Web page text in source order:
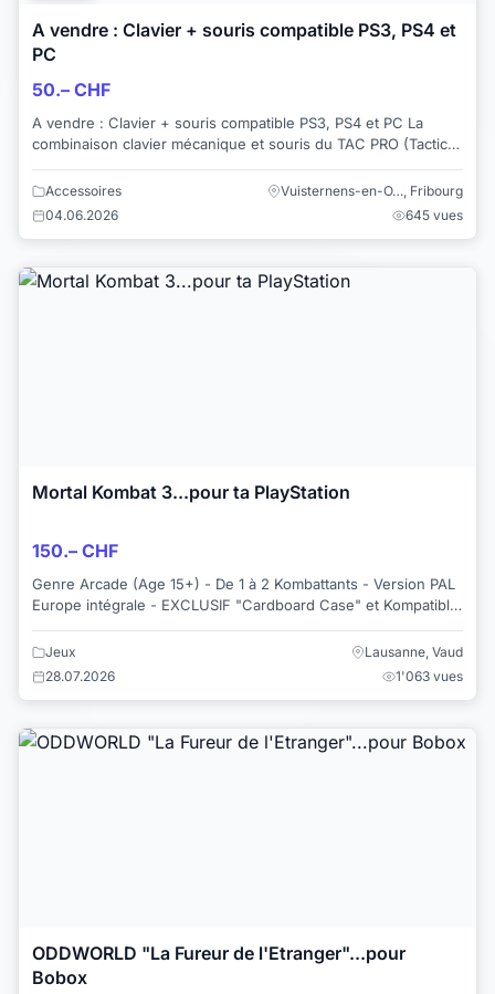
A vendre : Clavier + souris compatible PS3, PS4 et
PC
50.– CHF
A vendre : Clavier + souris compatible PS3, PS4 et PC La
combinaison clavier mécanique et souris du TAC PRO (Tactical
Accessoires
Vuisternens-en-O…, Fribourg
04.06.2026
645 vues
Mortal Kombat 3...pour ta PlayStation
150.– CHF
Genre Arcade (Age 15+) - De 1 à 2 Kombattants - Version PAL
Europe intégrale - EXCLUSIF "Cardboard Case" et Kompatible
PS3...
Jeux
Lausanne, Vaud
28.07.2026
1'063 vues
ODDWORLD "La Fureur de l'Etranger"...pour
Bobox